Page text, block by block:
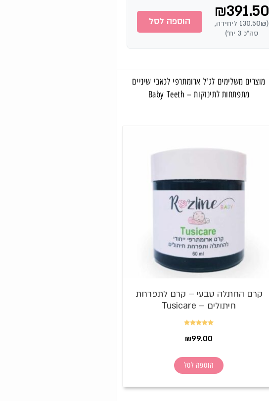
₪391.50
(130.50₪ ליחידה,
סה"כ 3 יח')
הוספה לסל
מוצרים משלימים לג'ל ארומתרפי לכאבי שיניים
מתפתחות לתינוקות – Baby Teeth
קרם החתלה טבעי – קרם לתפרחת
חיתולים – Tusicare
מתוך 5 ₪99.00
הוספה לסל